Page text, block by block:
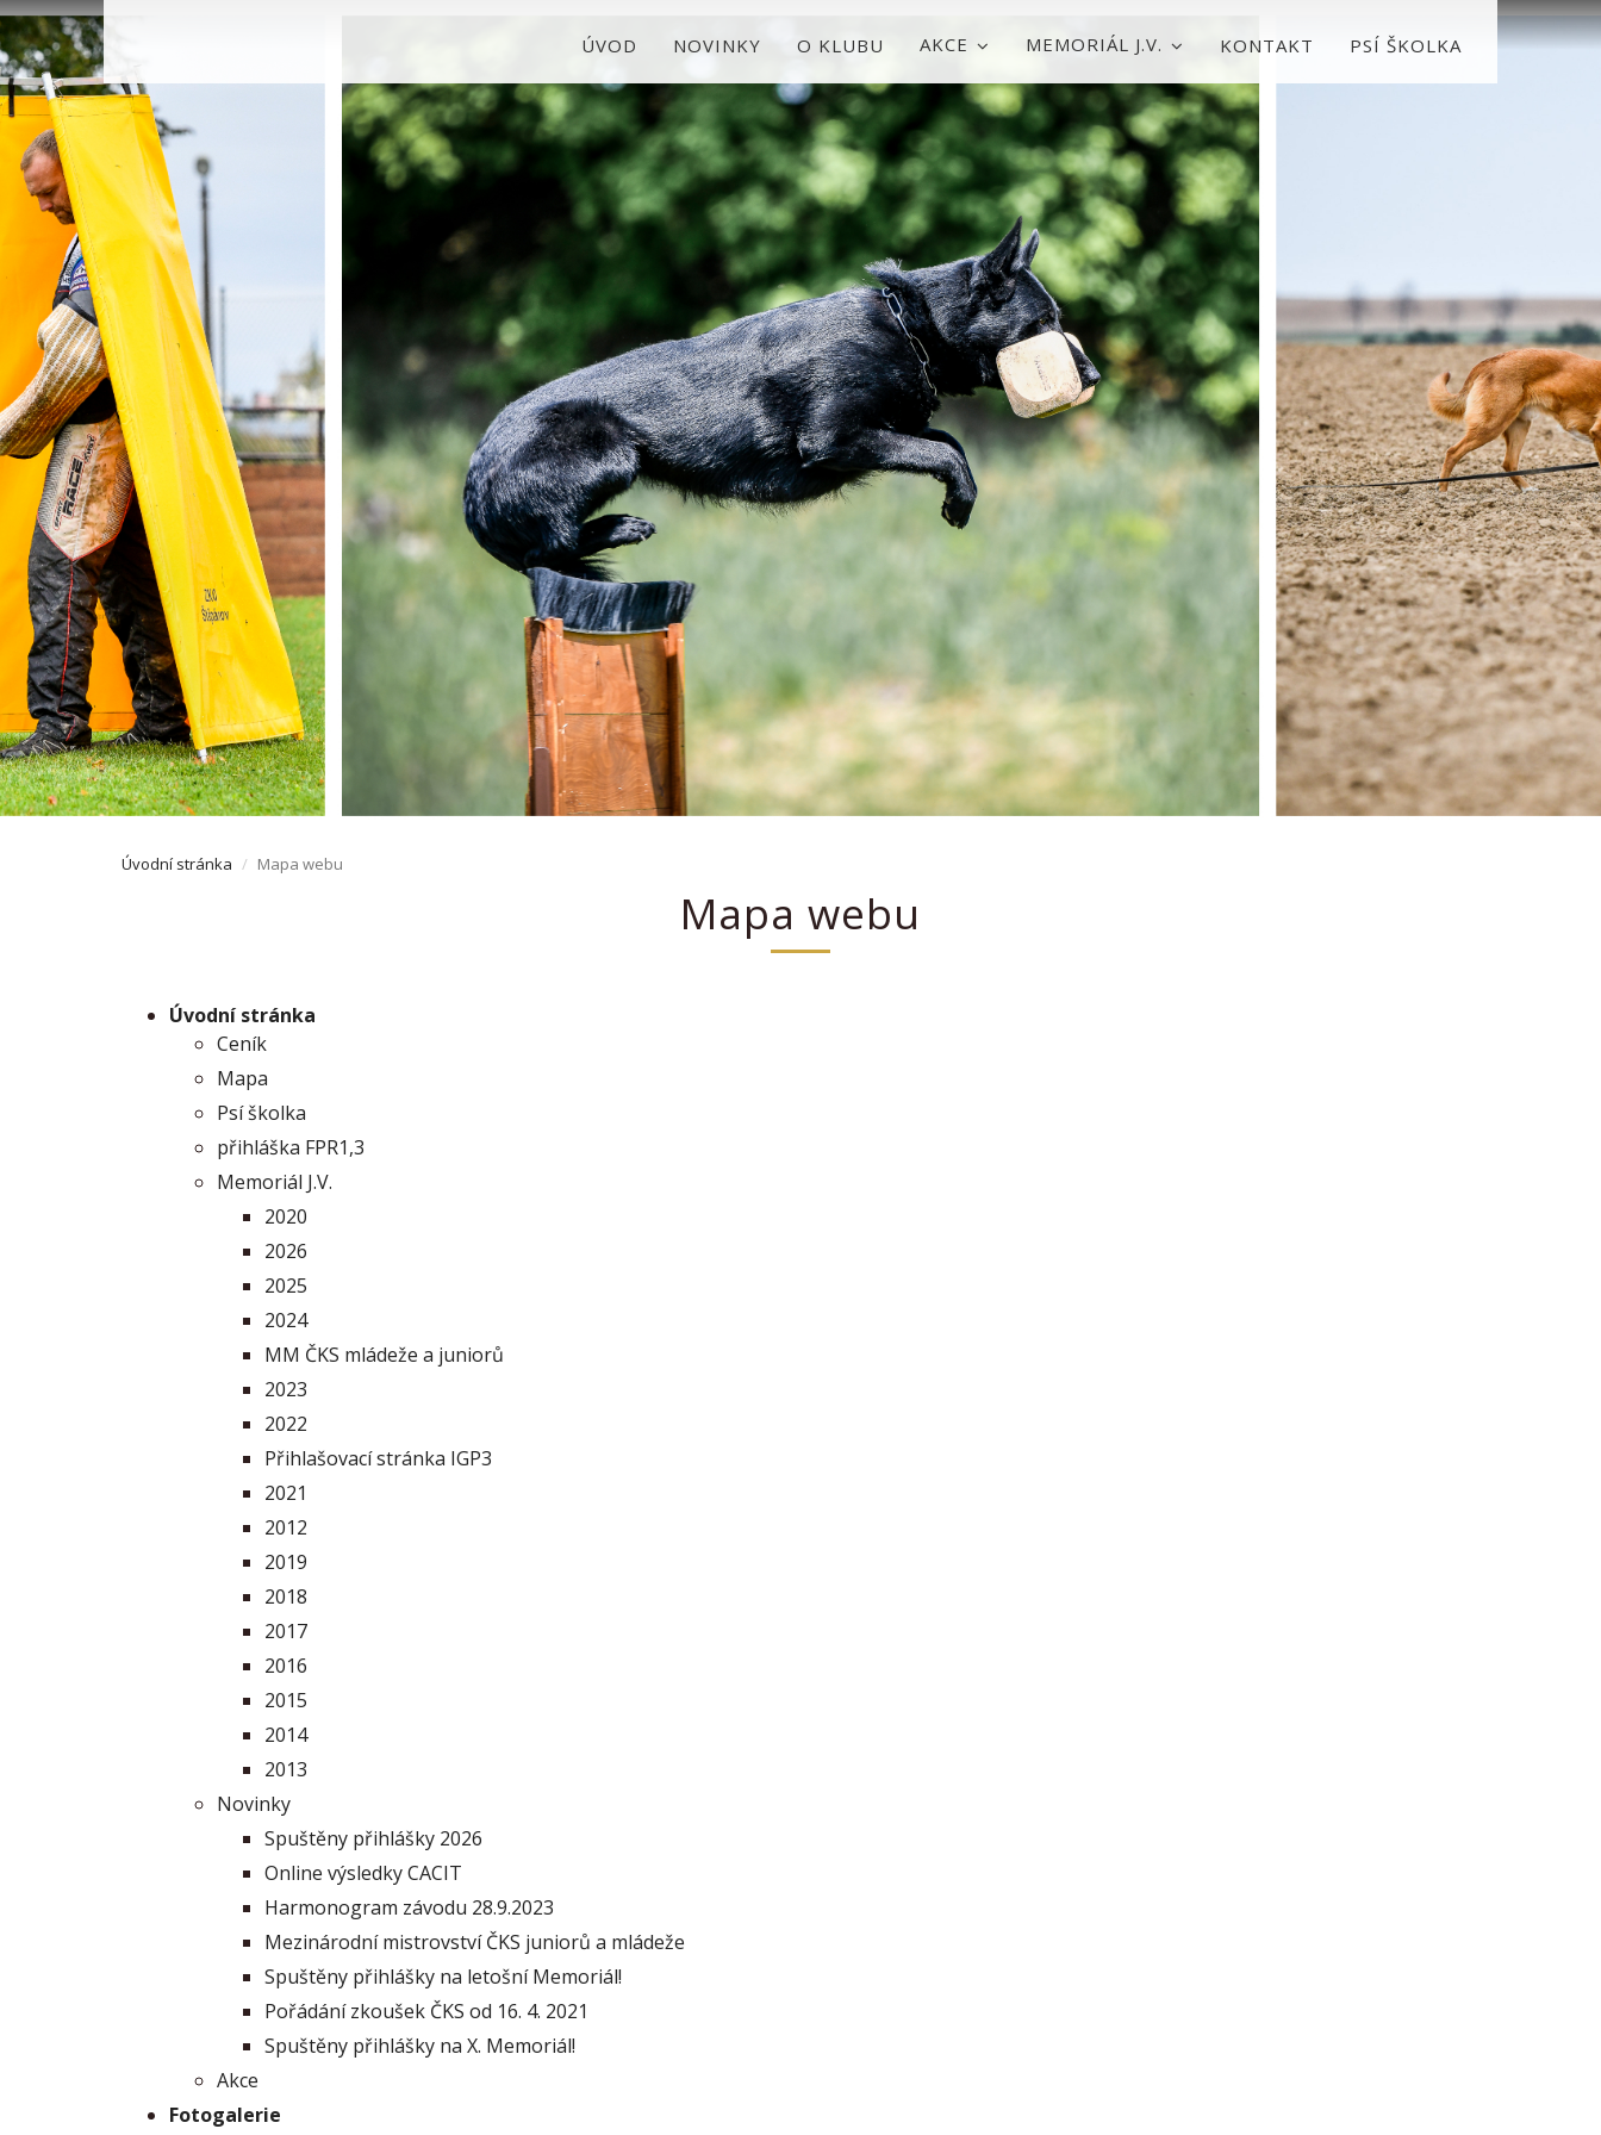
ÚVOD NOVINKY O KLUBU AKCE MEMORIÁL J.V. KONTAKT PSÍ ŠKOLKA
Úvodní stránka Mapa webu
Mapa webu
Úvodní stránka
Ceník
Mapa
Psí školka
přihláška FPR1,3
Memoriál J.V.
2020
2026
2025
2024
MM ČKS mládeže a juniorů
2023
2022
Přihlašovací stránka IGP3
2021
2012
2019
2018
2017
2016
2015
2014
2013
Novinky
Spuštěny přihlášky 2026
Online výsledky CACIT
Harmonogram závodu 28.9.2023
Mezinárodní mistrovství ČKS juniorů a mládeže
Spuštěny přihlášky na letošní Memoriál!
Pořádání zkoušek ČKS od 16. 4. 2021
Spuštěny přihlášky na X. Memoriál!
Akce
Fotogalerie